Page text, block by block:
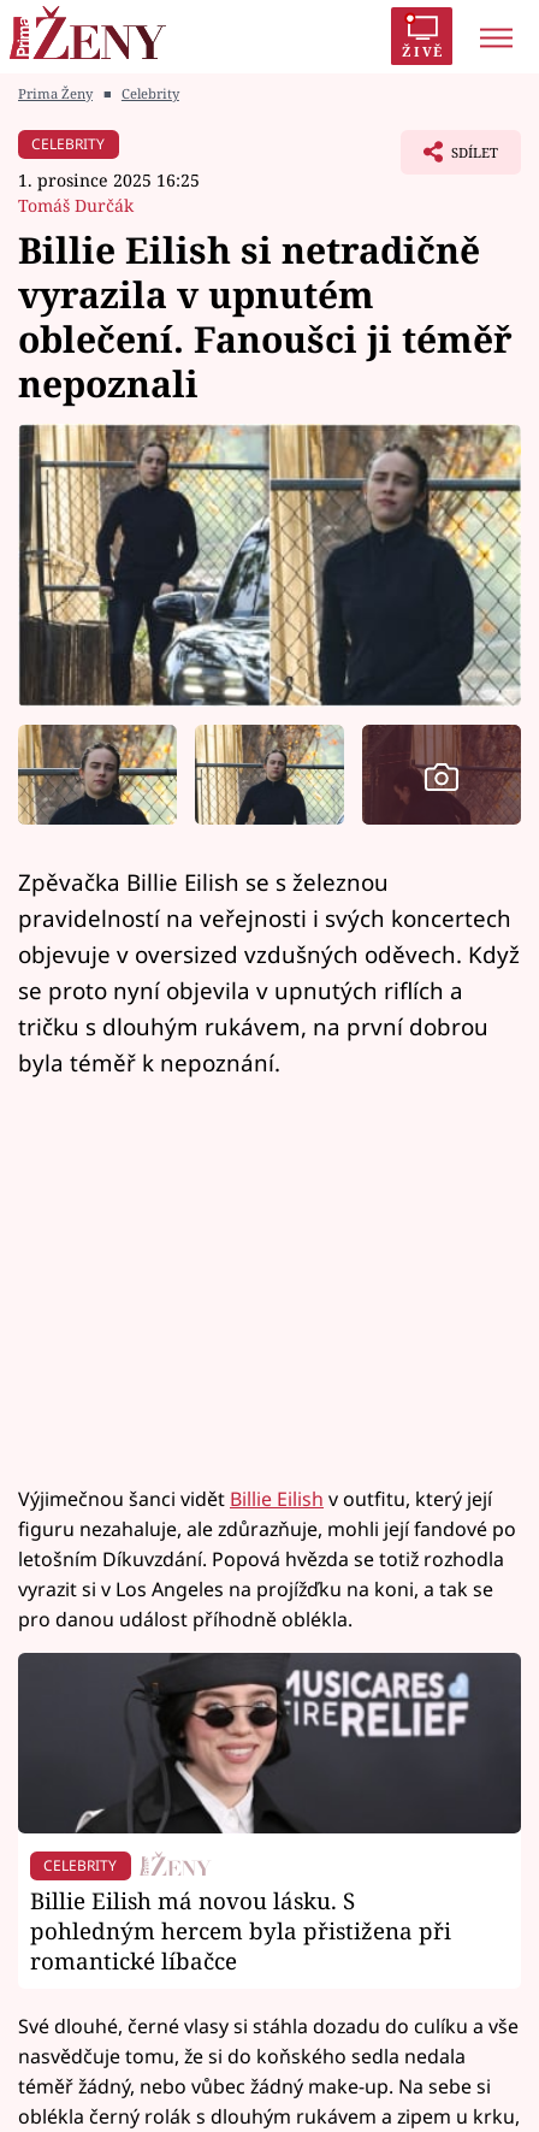
ŽIVĚ
Módní alarm
Témata
Celebrity
Vztahy
Seriály
Horoskopy
Sledujte prima+
Filmový festival Karlovy Vary
Pořady
Mámy sobě
Sledujte nás
Prima Ženy ■ Celebrity
CELEBRITY
1. prosince 2025 16:25
Tomáš Durčák
SDÍLET
Billie Eilish si netradičně
vyrazila v upnutém
oblečení. Fanoušci ji téměř
nepoznali
Zpěvačka Billie Eilish se s železnou
pravidelností na veřejnosti i svých koncertech
objevuje v oversized vzdušných oděvech. Když
se proto nyní objevila v upnutých riflích a
tričku s dlouhým rukávem, na první dobrou
byla téměř k nepoznání.
Výjimečnou šanci vidět Billie Eilish v outfitu, který její
figuru nezahaluje, ale zdůrazňuje, mohli její fandové po
letošním Díkuvzdání. Popová hvězda se totiž rozhodla
vyrazit si v Los Angeles na projížďku na koni, a tak se
pro danou událost příhodně oblékla.
CELEBRITY
Billie Eilish má novou lásku. S
pohledným hercem byla přistižena při
romantické líbačce
Své dlouhé, černé vlasy si stáhla dozadu do culíku a vše
nasvědčuje tomu, že si do koňského sedla nedala
téměř žádný, nebo vůbec žádný make-up. Na sebe si
oblékla černý rolák s dlouhým rukávem a zipem u krku,